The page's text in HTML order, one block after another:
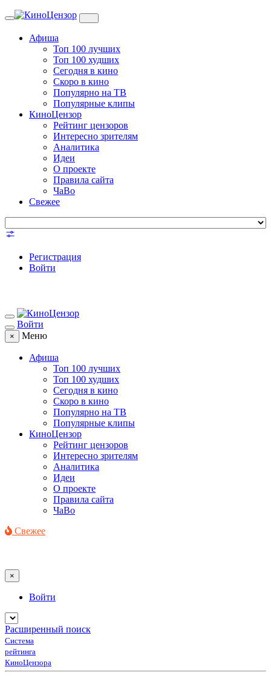
Toggle
Афиша
Топ 100 лучших
Топ 100 худших
Сегодня в кино
Скоро в кино
Популярно на ТВ
Популярные клипы
КиноЦензор
Рейтинг цензоров
Интересно зрителям
Аналитика
Идеи
О проекте
Правила сайта
ЧаВо
Свежее
Регистрация
Войти
Войти
× Меню
Афиша
Топ 100 лучших
Топ 100 худших
Сегодня в кино
Скоро в кино
Популярно на ТВ
Популярные клипы
КиноЦензор
Рейтинг цензоров
Интересно зрителям
Аналитика
Идеи
О проекте
Правила сайта
ЧаВо
Свежее
×
Войти
Расширенный поиск
Система
рейтинга
КиноЦензора